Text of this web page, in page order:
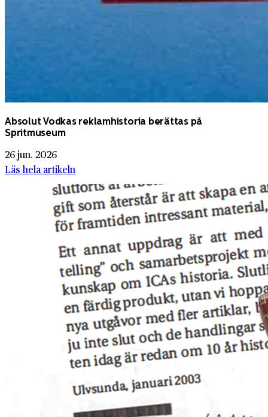
Absolut Vodkas reklamhistoria berättas på
Spritmuseum
26 jun. 2026
Läs hela artikeln